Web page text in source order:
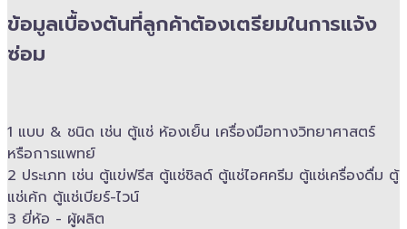
ข้อมูลเบื้องต้นที่ลูกค้าต้องเตรียมในการแจ้ง
ซ่อม
1 แบบ & ​ชนิด เช่น ตู้แช่ ห้องเย็น เครื่องมือทางวิทยาศาสตร์​
หรือการแพทย์
2 ประเภท เช่น ตู้แข่ฟรีส ตู้แช่ชิลด์ ตู้แช่ไอศครีม ตู้แช่เครื่องดื่ม ตู้
แช่เค้ก ตู้แช่เบียร์-ไวน์
3 ยี่ห้อ -​ ผู้ผลิต